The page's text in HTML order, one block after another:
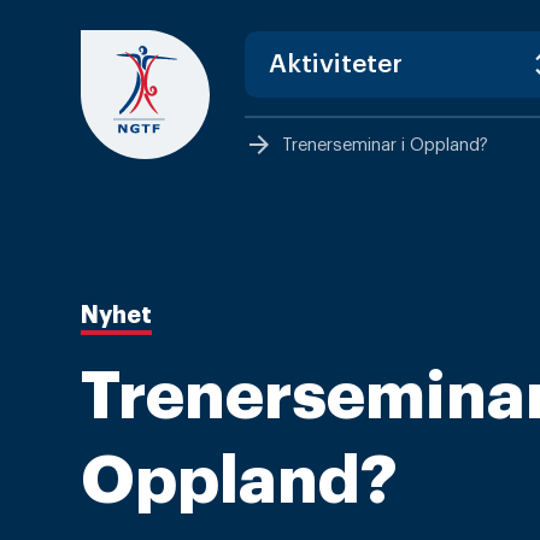
content
arrow_forward Trenerseminar i Oppland?
Nyhet
Oppland?